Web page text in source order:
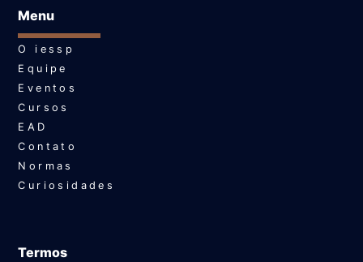
Menu
O iessp
Equipe
Eventos
Cursos
EAD
Contato
Normas
Curiosidades
Termos